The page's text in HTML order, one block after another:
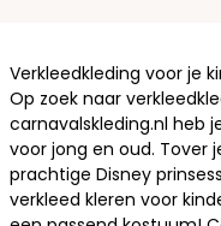
Verkleedkleding voor je
Op zoek naar
carnavalskleding.nl heb
voor jong en oud. Tover
prachtige Disney
verkleed kleren voor